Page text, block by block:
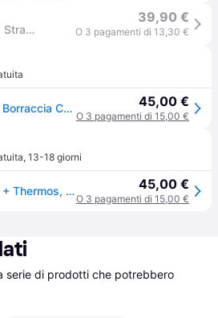
Stanley The Iceflow Flip Straw 2.0 0,7L bottle
39,90 €
O 3 pagamenti di 13,30 €
Stanley 1913 Flip Straw Borraccia Con Cannuccia 0.7L - Rose Quartz 45,00 €
O 3 pagamenti di 15,00 €
, 13-18 giorni
Stanley 1913, Borraccia + Thermos, (0.70l) 45,00 €
O 3 pagamenti di 15,00 €
serie di prodotti che potrebbero